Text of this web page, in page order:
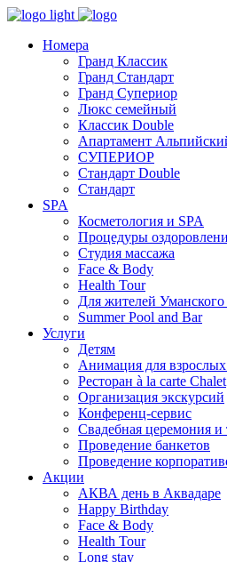
Номера
Гранд Классик
Гранд Стандарт
Гранд Супериор
Люкс семейный
Классик Double
Апартамент
СУПЕРИОР
Стандарт Double
Стандарт
SPA
Косметология и SPA
Процедуры
Студия массажа
Face & Body
Health Tour
Для жителей Уманского
Summer Pool and Bar
Услуги
Детям
Анимация для взрослых
Ресторан à la carte Chalet
Организация экскурсий
Конференц-сервис
Свадебная церемония и
Проведение банкетов
Проведение
Акции
АКВА день в Аквадаре
Happy Birthday
Face & Body
Health Tour
Long stay